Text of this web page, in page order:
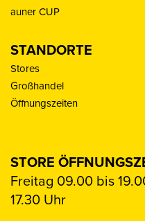
auner CUP
STANDORTE
Stores
Großhandel
Öffnungszeiten
STORE
Freitag 09.00 bis
17.30 Uhr